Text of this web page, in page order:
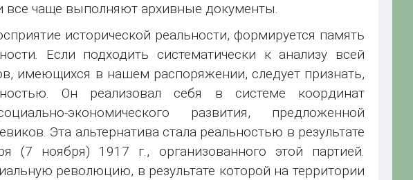
все чаще выполняют архивные документы.
исторической реальности, формируется память
Если подходить систематически к анализу всей
имеющихся в нашем распоряжении, следует признать,
Он реализовал себя в системе координат
экономического развития, предложенной
Эта альтернатива стала реальностью в результате
(7 ноября) 1917 г., организованного этой партией.
революцию, в результате которой на территории